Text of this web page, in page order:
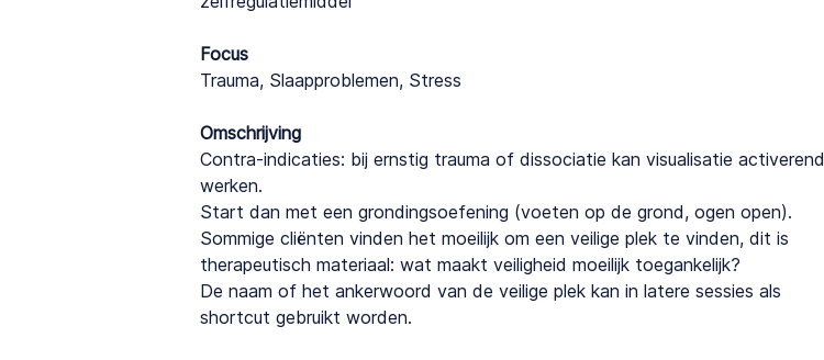
Focus
Trauma, Slaapproblemen, Stress
Omschrijving
Contra-indicaties: bij ernstig trauma of dissociatie kan visualisatie activerend
werken.
Start dan met een grondingsoefening (voeten op de grond, ogen open).
Sommige cliënten vinden het moeilijk om een veilige plek te vinden, dit is
therapeutisch materiaal: wat maakt veiligheid moeilijk toegankelijk?
De naam of het ankerwoord van de veilige plek kan in latere sessies als
shortcut gebruikt worden.